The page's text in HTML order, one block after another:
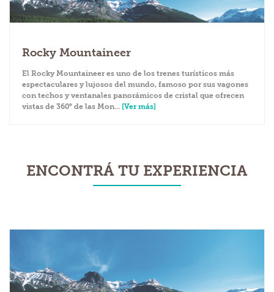
Rocky Mountaineer
El Rocky Mountaineer es uno de los trenes turísticos más
espectaculares y lujosos del mundo, famoso por sus vagones
con techos y ventanales panorámicos de cristal que ofrecen
vistas de 360° de las Mon... [Ver más]
ENCONTRÁ TU EXPERIENCIA